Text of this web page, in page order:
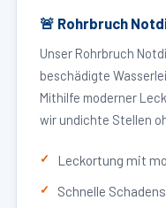
🚨 Rohrbruch
Unser Rohrbruch
beschädigte
Mithilfe moderner
wir undichte Stellen
Leckortung mit
Schnelle